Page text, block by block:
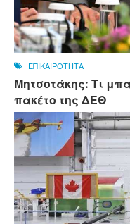
ΕΠΙΚΑΙΡΟΤΗΤΑ
Μητσοτάκης: Τι
πακέτο της ΔΕΘ